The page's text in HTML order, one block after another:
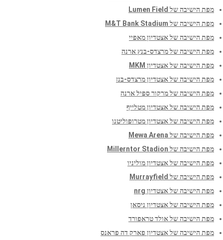
מפת הישיבה של Lumen Field
מפת הישיבה של M&T Bank Stadium
מפת הישיבה של אצטדיון מאפיי
מפת הישיבה של מרצדס-בנץ ארנה
מפת הישיבה של אצטדיון MKM
מפת הישיבה של אצטדיון מרצדס-בנז
מפת הישיבה של מרקור ספיל ארנה
מפת הישיבה של אצטדיון מטלייף
מפת הישיבה של אצטדיון מטרופוליטנו
מפת הישיבה של Mewa Arena
מפת הישיבה של Millerntor Stadion
מפת הישיבה של אצטדיון מוליניו
מפת הישיבה של Murrayfield
מפת הישיבה של אצטדיון nrg
מפת הישיבה של אצטדיון ניסאן
מפת הישיבה של אולד טראפורד
מפת הישיבה של אצטדיון פארק דה פראנס